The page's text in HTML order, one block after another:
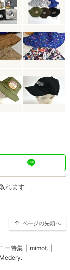
れます
ページの先頭へ
ー特集 mimot.
Medery.